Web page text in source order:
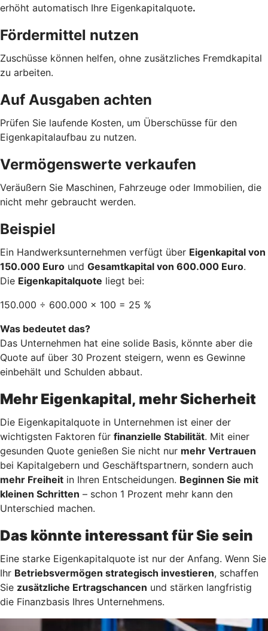
erhöht automatisch Ihre Eigenkapitalquote.
Fördermittel nutzen
Zuschüsse können helfen, ohne zusätzliches Fremdkapital
zu arbeiten.
Auf Ausgaben achten
Prüfen Sie laufende Kosten, um Überschüsse für den
Eigenkapitalaufbau zu nutzen.
Vermögenswerte verkaufen
Veräußern Sie Maschinen, Fahrzeuge oder Immobilien, die
nicht mehr gebraucht werden.
Beispiel
Ein Handwerksunternehmen verfügt über Eigenkapital von
150.000 Euro und Gesamtkapital von 600.000 Euro.
Die Eigenkapitalquote liegt bei:
150.000 ÷ 600.000 × 100 = 25 %
Was bedeutet das?
Das Unternehmen hat eine solide Basis, könnte aber die
Quote auf über 30 Prozent steigern, wenn es Gewinne
einbehält und Schulden abbaut.
Mehr Eigenkapital, mehr Sicherheit
Die Eigenkapitalquote in Unternehmen ist einer der
wichtigsten Faktoren für finanzielle Stabilität. Mit einer
gesunden Quote genießen Sie nicht nur mehr Vertrauen
bei Kapitalgebern und Geschäftspartnern, sondern auch
mehr Freiheit in Ihren Entscheidungen. Beginnen Sie mit
kleinen Schritten – schon 1 Prozent mehr kann den
Unterschied machen.
Das könnte interessant für Sie sein
Eine starke Eigenkapitalquote ist nur der Anfang. Wenn Sie
Ihr Betriebsvermögen strategisch investieren, schaffen
Sie zusätzliche Ertragschancen und stärken langfristig
die Finanzbasis Ihres Unternehmens.